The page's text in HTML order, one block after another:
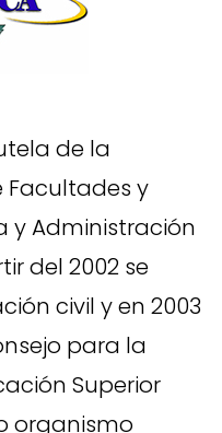
de la
Facultades y
y Administración
del 2002 se
civil y en 2003
para la
Superior
organismo